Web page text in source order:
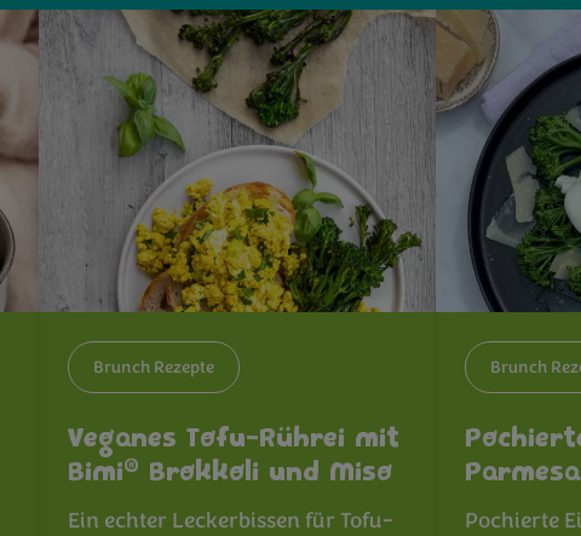
Brunch Rezepte
Veganes Tofu-Rührei mit
Bimi® Brokkoli und Miso
Ein echter Leckerbissen für Tofu-
Brunch
Pochierte